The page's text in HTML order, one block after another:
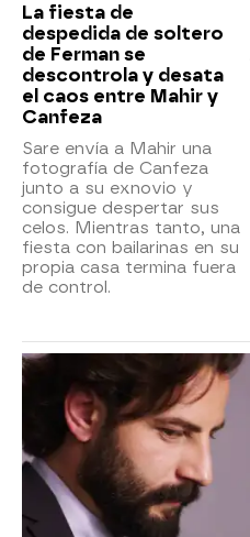
La fiesta de
despedida de soltero
de Ferman se
descontrola y desata
el caos entre Mahir y
Canfeza
Sare envía a Mahir una
fotografía de Canfeza
junto a su exnovio y
consigue despertar sus
celos. Mientras tanto, una
fiesta con bailarinas en su
propia casa termina fuera
de control.